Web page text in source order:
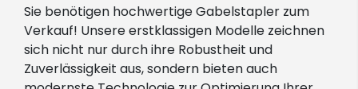
Sie benötigen hochwertige Gabelstapler zum
Verkauf! Unsere erstklassigen Modelle zeichnen
sich nicht nur durch ihre Robustheit und
Zuverlässigkeit aus, sondern bieten auch